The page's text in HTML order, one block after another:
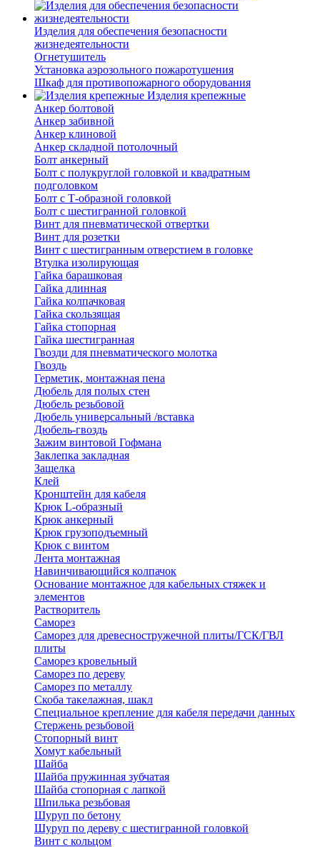
Изделия для обеспечения безопасности
жизнедеятельности
Огнетушитель
Установка аэрозольного пожаротушения
Шкаф для противопожарного оборудования
Изделия крепежные
Анкер болтовой
Анкер забивной
Анкер клиновой
Анкер складной потолочный
Болт анкерный
Болт с полукруглой головкой и квадратным
подголовком
Болт с Т-образной головкой
Болт с шестигранной головкой
Винт для пневматической отвертки
Винт для розетки
Винт с шестигранным отверстием в головке
Втулка изолирующая
Гайка барашковая
Гайка длинная
Гайка колпачковая
Гайка скользящая
Гайка стопорная
Гайка шестигранная
Гвозди для пневматического молотка
Гвоздь
Герметик, монтажная пена
Дюбель для полых стен
Дюбель резьбовой
Дюбель универсальный /вставка
Дюбель-гвоздь
Зажим винтовой Гофмана
Заклепка закладная
Защелка
Клей
Кронштейн для кабеля
Крюк L-образный
Крюк анкерный
Крюк грузоподъемный
Крюк с винтом
Лента монтажная
Навинчивающийся колпачок
Основание монтажное для кабельных стяжек и
элементов
Растворитель
Саморез
Саморез для древесностружечной плиты/ГСК/ГВЛ
плиты
Саморез кровельный
Саморез по дереву
Саморез по металлу
Скоба такелажная, шакл
Специальное крепление для кабеля передачи данных
Стержень резьбовой
Стопорный винт
Хомут кабельный
Шайба
Шайба пружинная зубчатая
Шайба стопорная с лапкой
Шпилька резьбовая
Шуруп по бетону
Шуруп по дереву с шестигранной головкой
Винт с кольцом